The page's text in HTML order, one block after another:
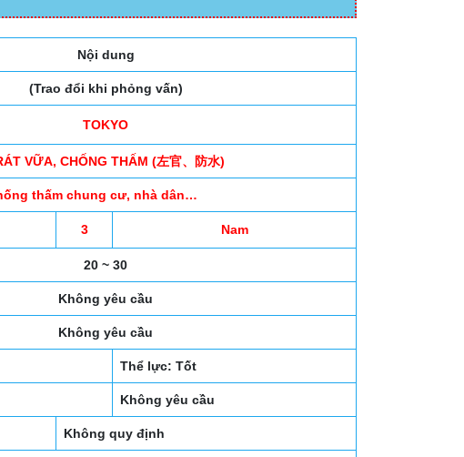
Nội dung
(Trao đổi khi phỏng vấn)
TOKYO
VỮA, CHỐNG THẤM (左官、防水)
thấm chung cư, nhà dân…
3 Nam
20 ~ 30
Không yêu cầu
Không yêu cầu
Thể lực: Tốt
Không yêu cầu
Không quy định